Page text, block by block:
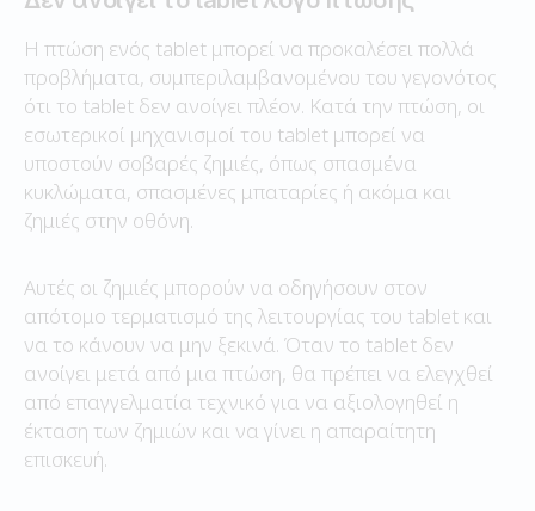
Η πτώση ενός tablet μπορεί να προκαλέσει πολλά
προβλήματα, συμπεριλαμβανομένου του γεγονότος
ότι το tablet δεν ανοίγει πλέον. Κατά την πτώση, οι
εσωτερικοί μηχανισμοί του tablet μπορεί να
υποστούν σοβαρές ζημιές, όπως σπασμένα
κυκλώματα, σπασμένες μπαταρίες ή ακόμα και
ζημιές στην οθόνη.
Αυτές οι ζημιές μπορούν να οδηγήσουν στον
απότομο τερματισμό της λειτουργίας του tablet και
να το κάνουν να μην ξεκινά. Όταν το tablet δεν
ανοίγει μετά από μια πτώση, θα πρέπει να ελεγχθεί
από επαγγελματία τεχνικό για να αξιολογηθεί η
έκταση των ζημιών και να γίνει η απαραίτητη
επισκευή.